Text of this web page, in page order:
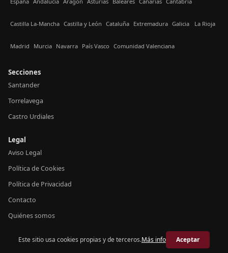
Castilla La-Mancha Castilla y León Cataluña Extremadura Galicia La Rioja
Madrid Murcia Navarra País Vasco Comunidad Valenciana
Secciones
Santander
Torrelavega
Castro Urdiales
Legal
Aviso Legal
Política de Cookies
Política de Privacidad
Contacto
Quiénes somos
© 2026 Crónica Cantabria
Este sitio usa cookies propias y de terceros.Más info Aceptar